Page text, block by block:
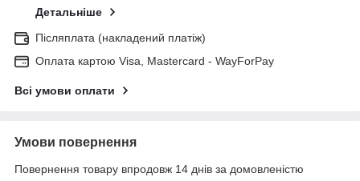
Детальніше
Післяплата (накладений платіж)
Оплата картою Visa, Mastercard - WayForPay
Всі умови оплати
Умови повернення
Повернення товару впродовж 14 днів за домовленістю